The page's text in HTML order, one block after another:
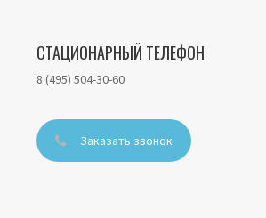
СТАЦИОНАРНЫЙ ТЕЛЕФОН
8 (495) 504-30-60
Заказать звонок